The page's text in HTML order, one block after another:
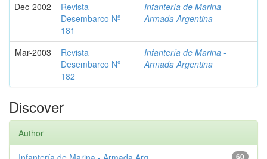
Dec-2002
Revista
Desembarco Nº
181
Infantería de Marina -
Armada Argentina
Mar-2003
Revista
Desembarco Nº
182
Infantería de Marina -
Armada Argentina
Discover
Author
60